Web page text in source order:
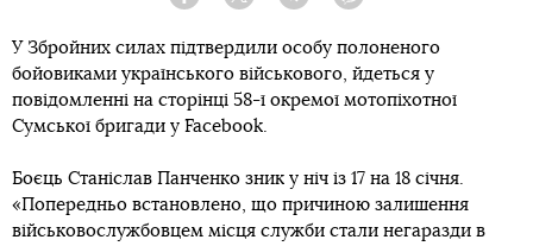
У Збройних силах підтвердили особу полоненого
бойовиками українського військового, йдеться у
повідомленні на сторінці 58-ї окремої мотопіхотної
Сумської бригади у Facebook.
Боєць Станіслав Панченко зник у ніч із 17 на 18 січня.
«Попередньо встановлено, що причиною залишення
військовослужбовцем місця служби стали негаразди в